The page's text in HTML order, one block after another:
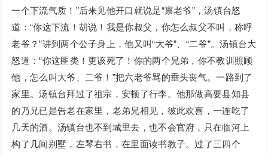
一个下流气质！”后来见他开口就说是“禀老爷”，汤镇台怒
道：“你这下流！胡说！我是你叔父，你怎么叔父不叫，称呼
老爷？”讲到两个公子身上，他又叫“大爷”、“二爷”。汤镇台大
怒道：“你这匪类！更该死了！你的两个兄弟，你不教训照顾
他，怎么叫大爷、二爷！”把六老爷骂的垂头丧气。一路到了
家里。汤镇台拜过了祖宗，安顿了行李。他那做高要县知县
的乃兄已是告老在家里，老弟兄相见，彼此欢喜，一连吃了
几天的酒。汤镇台也不到城里去，也不会官府，只在临河上
构了几间别墅，左琴右书，在里面读书教子。过了三四个